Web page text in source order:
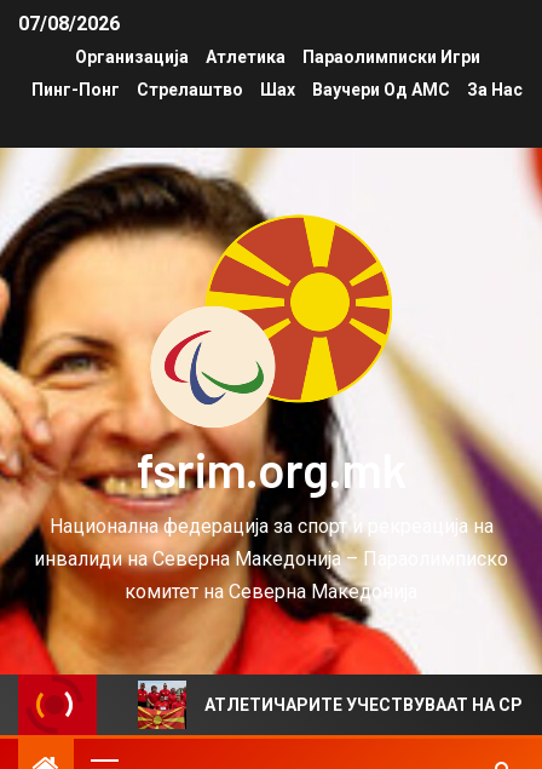
07/08/2026
Организација Атлетика
Параолимписки Игри
Пинг-Понг
Стрелаштво Шах Ваучери Од АМС За Нас
fsrim.org.mk
Национална федерација за спорт и рекреација на
инвалиди на Северна Македонија – Параолимписко
комитет на Северна Македонија
АТЛЕТИЧАРИТЕ УЧЕСТВУВААТ НА СРБИЈА